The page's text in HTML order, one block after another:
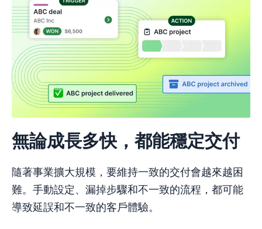
無論成長多快，都能穩定交付
隨著事業擴大規模，要維持一致的交付會越來越困
難。手動設定、漏掉步驟和不一致的流程，都可能
導致延誤和不一致的客戶體驗。